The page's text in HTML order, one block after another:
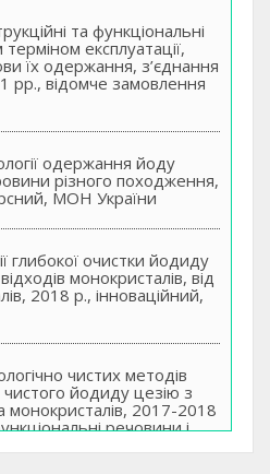
та функціональні
експлуатації,
їх одержання, з’єднання
рр., відомче замовлення
одержання йоду
різного походження,
МОН України
глибокої очистки йодиду
монокристалів, від
2018 р., інноваційний,
чистих методів
йодиду цезію з
монокристалів, 2017-2018
речовини і